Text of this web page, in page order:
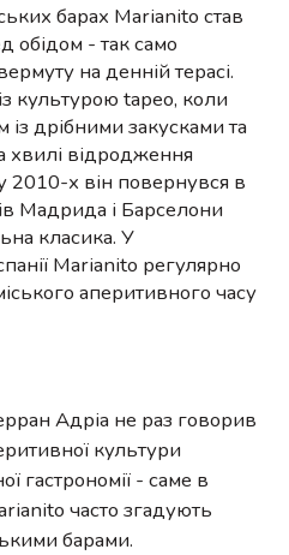
барах Marianito став
обідом - так само
на денній терасі.
культурою tapeo, коли
дрібними закусками та
відродження
2010-х він повернувся в
Мадрида і Барселони
класика. У
Marianito регулярно
аперитивного часу
Адріа не раз говорив
культури
гастрономії - саме в
часто згадують
барами.